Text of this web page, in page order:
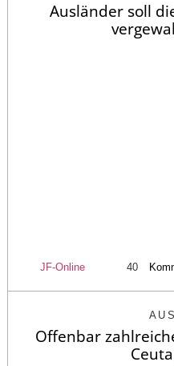
Ausländer soll
JF-Online 40
Offenbar